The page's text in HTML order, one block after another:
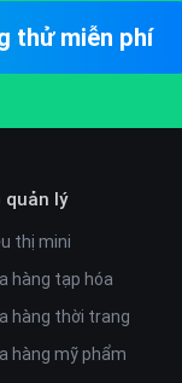
thử miễn phí
quản lý
thị mini
hàng tạp hóa
hàng thời trang
hàng mỹ phẩm